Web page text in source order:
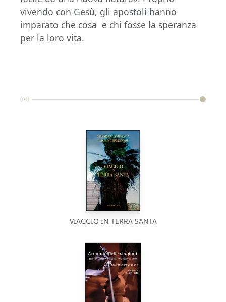
vivendo con Gesù, gli apostoli hanno
imparato che cosa e chi fosse la speranza
per la loro vita.
VIAGGIO IN TERRA SANTA